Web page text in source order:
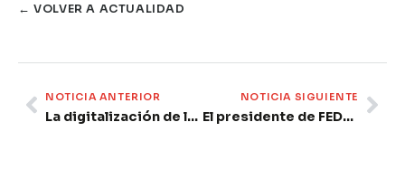
← VOLVER A ACTUALIDAD
Prev
NOTICIA ANTERIOR
La digitalización de la agroindustria: insights y experiencias de referentes del sector
NOTICIA SIGUIENTE
El presidente de FEDACOVA lamenta el exceso regulatorio que emana de la UE para la industria agroalimentaria